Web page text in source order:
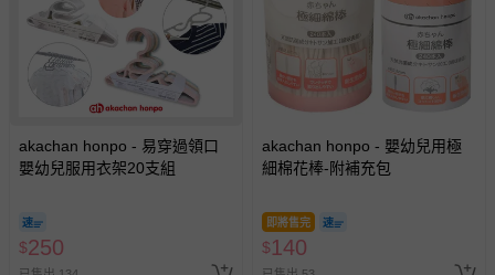
akachan honpo - 易穿過領口
嬰幼兒服用衣架20支組
$250
akachan honpo - 嬰幼兒用極
細棉花棒-附補充包
即將售完
$140